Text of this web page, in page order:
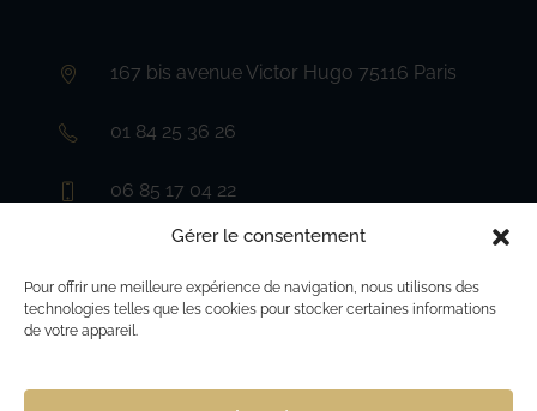
Gérer le consentement
Pour offrir une meilleure expérience de navigation, nous utilisons des
technologies telles que les cookies pour stocker certaines informations
de votre appareil.
167 bis avenue Victor Hugo 75116 Paris
01 84 25 36 26
06 85 17 04 22
avocatscazals@gmail.comS’ouvre
votre
application